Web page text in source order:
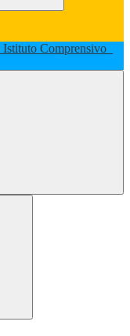
Istituto Comprensivo